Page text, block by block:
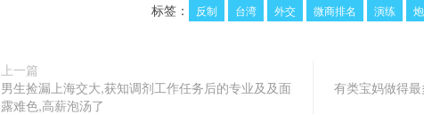
标签： 反制 台湾 外交 微商排名 演练
上一篇
男生捡漏上海交大,获知调剂工作任务后的专业及及面
露难色,高薪泡汤了
有类宝妈做得